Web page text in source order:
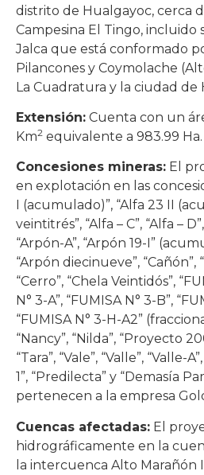
distrito de Hualgayoc, cerca
Campesina El Tingo, incluido
Jalca que está conformado
Pilancones y Coymolache
La Cuadratura y la ciudad de
Extensión: Cuenta con un
Km2 equivalente a 983.99 Ha.
Concesiones mineras: El
en explotación en las
I (acumulado)”, “Alfa 23 II
veintitrés”, “Alfa – C”, “Alfa –
“Arpón-A”, “Arpón 19-I”
“Arpón diecinueve”, “Cañón”,
“Cerro”, “Chela Veintidós”,
N° 3-A”, “FUMISA N° 3-B”,
“FUMISA N° 3-H-A2”
“Nancy”, “Nilda”, “Proyecto
“Tara”, “Vale”, “Valle”, “Valle-
1”, “Predilecta” y “Demasía
pertenecen a la empresa
Cuencas afectadas: El
hidrográficamente en la
la intercuenca Alto Marañón